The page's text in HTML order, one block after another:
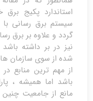
استاندارد پکیج
سیستم برق رسانی با
گردد و علاوه بر برق
نیز در بر داشته
شده از سوی سازمان
از مهم ترین منابع
باشد اما همیشه ،
مانع از جامعیت